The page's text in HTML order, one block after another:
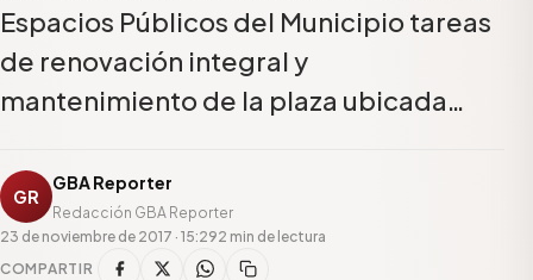
Espacios Públicos del Municipio tareas
de renovación integral y
mantenimiento de la plaza ubicada…
GR
GBA Reporter
Redacción GBA Reporter
23 de noviembre de 2017 · 15:292 min de lectura
COMPARTIR